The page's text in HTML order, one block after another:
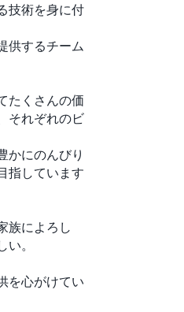
技術を身に付
供するチーム
たくさんの価
それぞれのビ
かにのんびり
指しています
族によろし
。
を心がけてい